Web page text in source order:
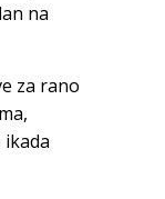
na
za rano